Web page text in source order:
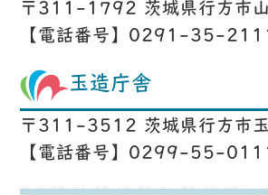
〒311-1792 茨城県行方市
【電話番号】0291-35-
玉造庁舎
〒311-3512 茨城県行方市
【電話番号】0299-55-